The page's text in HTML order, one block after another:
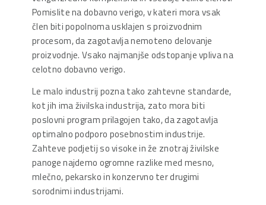
Pomislite na dobavno verigo, v kateri mora vsak
člen biti popolnoma usklajen s proizvodnim
procesom, da zagotavlja nemoteno delovanje
proizvodnje. Vsako najmanjše odstopanje vpliva na
celotno dobavno verigo.
Le malo industrij pozna tako zahtevne standarde,
kot jih ima živilska industrija, zato mora biti
poslovni program prilagojen tako, da zagotavlja
optimalno podporo posebnostim industrije.
Zahteve podjetij so visoke in že znotraj živilske
panoge najdemo ogromne razlike med mesno,
mlečno, pekarsko in konzervno ter drugimi
sorodnimi industrijami.